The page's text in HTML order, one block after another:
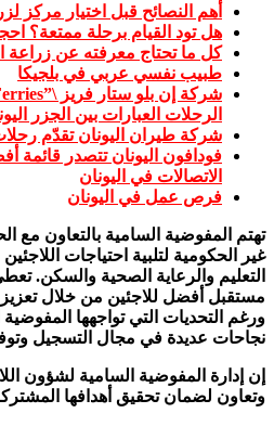
أهم النصائح قبل اختيار مركز
هل تود القيام برحلة ممتعة؟
كل ما تحتاج معرفته عن زراعة
طبيب نفسي عربي في بلجيكا
الرحلات العبارات بين الجزر
شركة طيران اليونان تقدّم
فودافون اليونان تتصدر
الاتصالات في اليونان
فرص عمل في اليونان
تهتم المفوضية السامية بالتعاون مع
غير الحكومية لتلبية احتياجات
التعليم والرعاية الصحية والسكن.
مستقبل أفضل للاجئين من خلال
ورغم التحديات التي تواجهها
نجاحات عديدة في مجال التسجيل
إن إدارة المفوضية السامية لشؤون
وتعاون لضمان تحقيق أهدافها